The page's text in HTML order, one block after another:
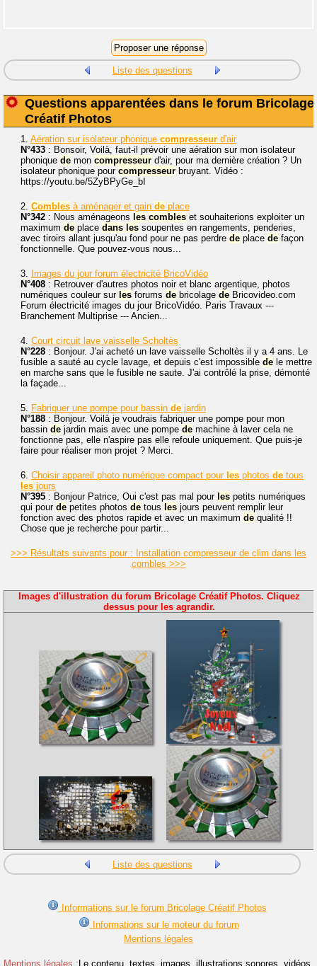
Liste des questions
Questions apparentées dans le forum Bricolage
Créatif Photos
1. Aération sur isolateur phonique compresseur d'air
N°433 : Bonsoir, Voilà, faut-il prévoir une aération sur mon isolateur
phonique de mon compresseur d'air, pour ma dernière création ? Un
isolateur phonique pour compresseur bruyant. Vidéo :
https://youtu.be/5ZyBPyGe_bI
2. Combles à aménager et gain de place
N°342 : Nous aménageons les combles et souhaiterions exploiter un
maximum de place dans les soupentes en rangements, penderies,
avec tiroirs allant jusqu'au fond pour ne pas perdre de place de façon
fonctionnelle. Que pouvez-vous nous...
3. Images du jour forum électricité BricoVidéo
N°408 : Retrouver d'autres photos noir et blanc argentique, photos
numériques couleur sur les forums de bricolage de Bricovideo.com
Forum électricité images du jour BricoVidéo. Paris Travaux ---
Branchement Multiprise --- Ancien...
4. Court circuit lave vaisselle Scholtès
N°228 : Bonjour. J'ai acheté un lave vaisselle Scholtès il y a 4 ans. Le
fusible a sauté au cycle lavage, et depuis c'est impossible de le mettre
en marche sans que le fusible ne saute. J'ai contrôlé la prise, démonté
la façade...
5. Fabriquer une pompe pour bassin de jardin
N°188 : Bonjour. Voilà je voudrais fabriquer une pompe pour mon
bassin de jardin mais avec une pompe de machine à laver cela ne
fonctionne pas, elle n'aspire pas elle refoule uniquement. Que puis-je
faire pour réaliser mon projet ? Merci.
6. Choisir appareil photo numérique compact pour les photos de tous
les jours
N°395 : Bonjour Patrice, Oui c'est pas mal pour les petits numériques
qui pour de petites photos de tous les jours peuvent remplir leur
fonction avec des photos rapide et avec un maximum de qualité !!
Chose que je recherche pour partir...
>>> Résultats suivants pour : Installation compresseur de clim dans les
combles >>>
Images d'illustration du forum Bricolage Créatif Photos. Cliquez
dessus pour les agrandir.
Liste des questions
Informations sur le forum Bricolage Créatif Photos
Informations sur le moteur du forum
Mentions légales
Mentions légales : Le contenu, textes, images, illustrations sonores, vidéos,